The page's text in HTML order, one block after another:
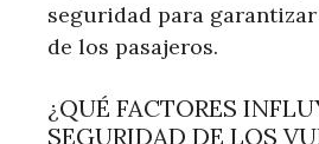
seguridad para
de los pasajeros.
¿QUÉ FACTORES
SEGURIDAD DE LOS